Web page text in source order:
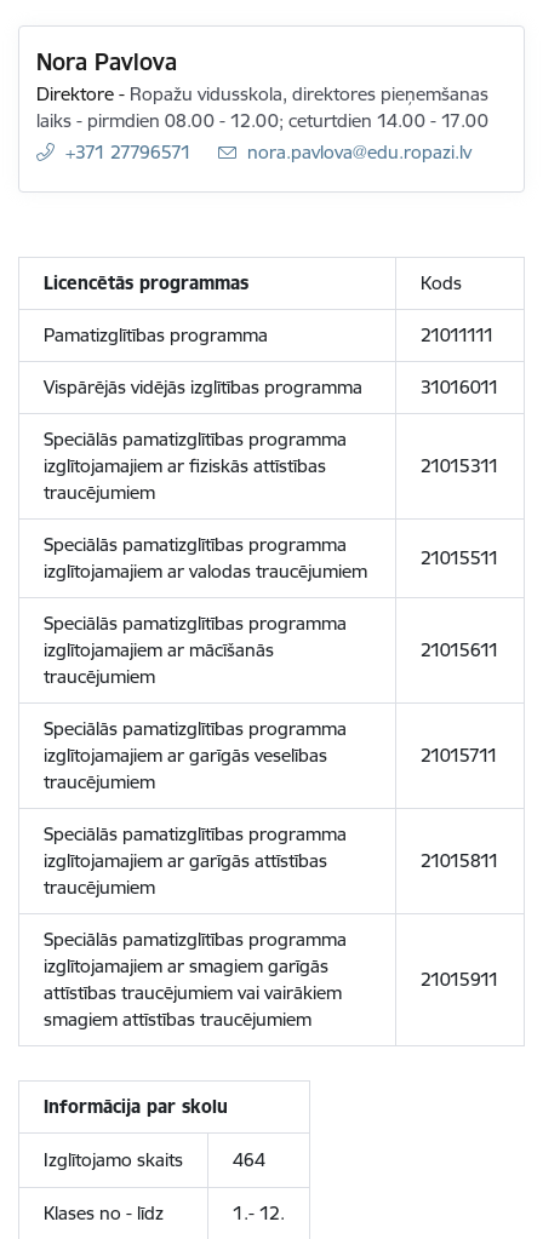
Nora Pavlova
Direktore - Ropažu vidusskola, direktores pieņemšanas
laiks - pirmdien 08.00 - 12.00; ceturtdien 14.00 - 17.00
+371 27796571
E-pasts:
nora.pavlova@edu.ropazi.lv
Licencētās programmas Kods
Pamatizglītības programma 21011111
Vispārējās vidējās izglītības programma 31016011
Speciālās pamatizglītības programma
izglītojamajiem ar fiziskās attīstības
traucējumiem
21015311
Speciālās pamatizglītības programma
izglītojamajiem ar valodas traucējumiem
21015511
Speciālās pamatizglītības programma
izglītojamajiem ar mācīšanās
traucējumiem
21015611
Speciālās pamatizglītības programma
izglītojamajiem ar garīgās veselības
traucējumiem
21015711
Speciālās pamatizglītības programma
izglītojamajiem ar garīgās attīstības
traucējumiem
21015811
Speciālās pamatizglītības programma
izglītojamajiem ar smagiem garīgās
attīstības traucējumiem vai vairākiem
smagiem attīstības traucējumiem
21015911
Informācija par skolu
Izglītojamo skaits 464
Klases no - līdz 1.- 12.